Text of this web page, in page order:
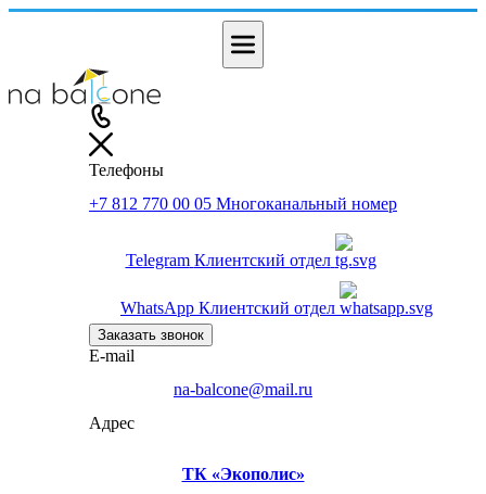
Телефоны
+7 812 770 00 05 Многоканальный номер
Telegram Клиентский отдел
WhatsApp Клиентский отдел
Заказать звонок
E-mail
na-balcone@mail.ru
Адрес
ТК «Экополис»